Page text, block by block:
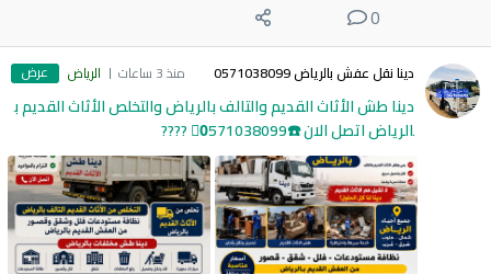
0
دينا نقل عفش بالرياض 0571038099 منذ 3 ساعات الرياض عرض
دينا طش الأثاث القديم والتالف بالرياض والتخلص الأثاث القديم ب
الرياض اتصل الان ☎️0َ571038099 ????